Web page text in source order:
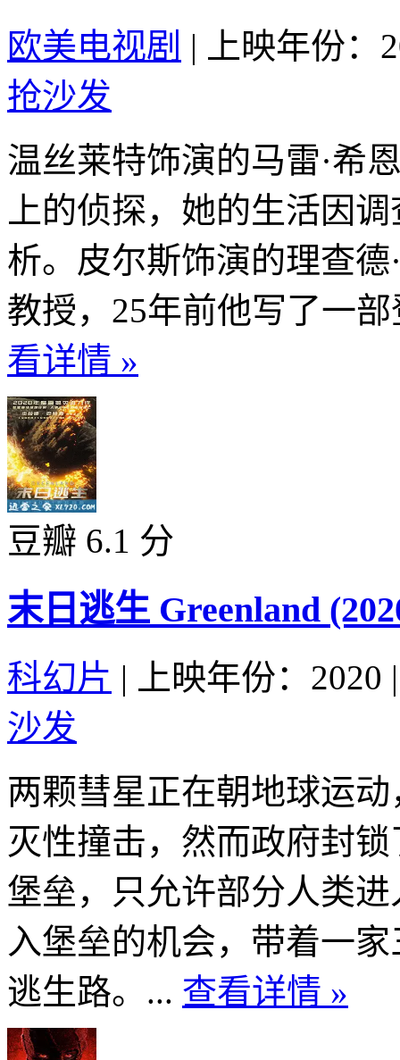
欧美电视剧 |
上映年份：
抢沙发
温丝莱特饰演的马雷·希
上的侦探，她的生活因
析。皮尔斯饰演的理查
教授，25年前他写了一
看详情 »
豆瓣 6.1 分
末日逃生 Greenland
科幻片 | 上映年份：2020 |
沙发
两颗彗星正在朝地球运
灭性撞击，然而政府封
堡垒，只允许部分人类
入堡垒的机会，带着一
逃生路。... 查看详情 »